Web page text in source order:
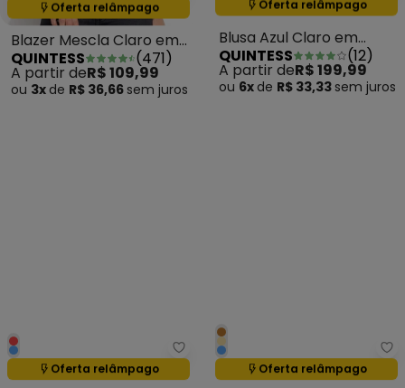
Oferta relâmpago
Termina em:17:28:25
Blazer Mescla Claro em
Moletinho
QUINTESS (471)
A partir deR$ 109,99
ou 3x de R$ 36,66 semjuros
Oferta relâmpago
Termina em:17:28:25
Blusa Azul Claro em
Tecido Sarjado Jeans
QUINTESS (12)
A partir deR$ 199,99
ou 6x de R$ 33,33 semjuros
Quintess - Camisa Listrado
Oferta relâmpago
Termina em:17:28:25 Oferta relâmpago
Termina em:17:28:25